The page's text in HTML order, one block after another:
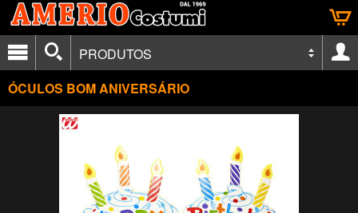
PRODUTOS
ÓCULOS BOM ANIVERSÁRIO